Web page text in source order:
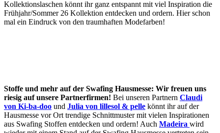
Kollektionslaschen könnt ihr ganz entspannt mit viel Inspiration die
Frühjahr/Sommer 26 Kollektion entdecken und ordern. Hier schon
mal ein Eindruck von den traumhaften Modefarben!
Stoffe und mehr auf der Swafing Hausmesse: Wir freuen uns
riesig auf unsere Partnerfirmen! Bei unseren Partnern Claudi
von Ki-ba-doo und Julia von lillesol & pelle könnt ihr auf der
Hausmesse vor Ort trendige Schnittmuster mit vielen Inspirationen
aus Swafing Stoffen entdecken und ordern! Auch Madeira wird